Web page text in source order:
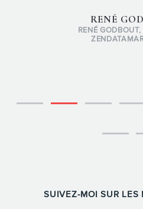
RENÉ
RENÉ
SUIVEZ-MOI SUR LES